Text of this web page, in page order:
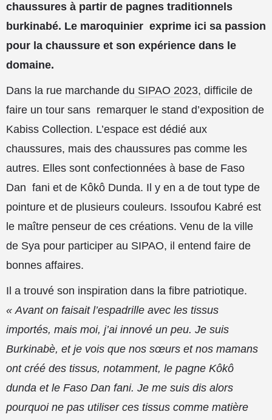
chaussures à partir de pagnes traditionnels
burkinabé. Le maroquinier exprime ici sa passion
pour la chaussure et son expérience dans le
domaine.
Dans la rue marchande du SIPAO 2023, difficile de
faire un tour sans remarquer le stand d’exposition de
Kabiss Collection. L’espace est dédié aux
chaussures, mais des chaussures pas comme les
autres. Elles sont confectionnées à base de Faso
Dan fani et de Kôkô Dunda. Il y en a de tout type de
pointure et de plusieurs couleurs. Issoufou Kabré est
le maître penseur de ces créations. Venu de la ville
de Sya pour participer au SIPAO, il entend faire de
bonnes affaires.
Il a trouvé son inspiration dans la fibre patriotique.
« Avant on faisait l’espadrille avec les tissus
importés, mais moi, j’ai innové un peu. Je suis
Burkinabè, et je vois que nos sœurs et nos mamans
ont créé des tissus, notamment, le pagne Kôkô
dunda et le Faso Dan fani. Je me suis dis alors
pourquoi ne pas utiliser ces tissus comme matière